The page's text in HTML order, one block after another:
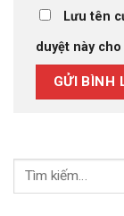
Lưu tên
duyệt này